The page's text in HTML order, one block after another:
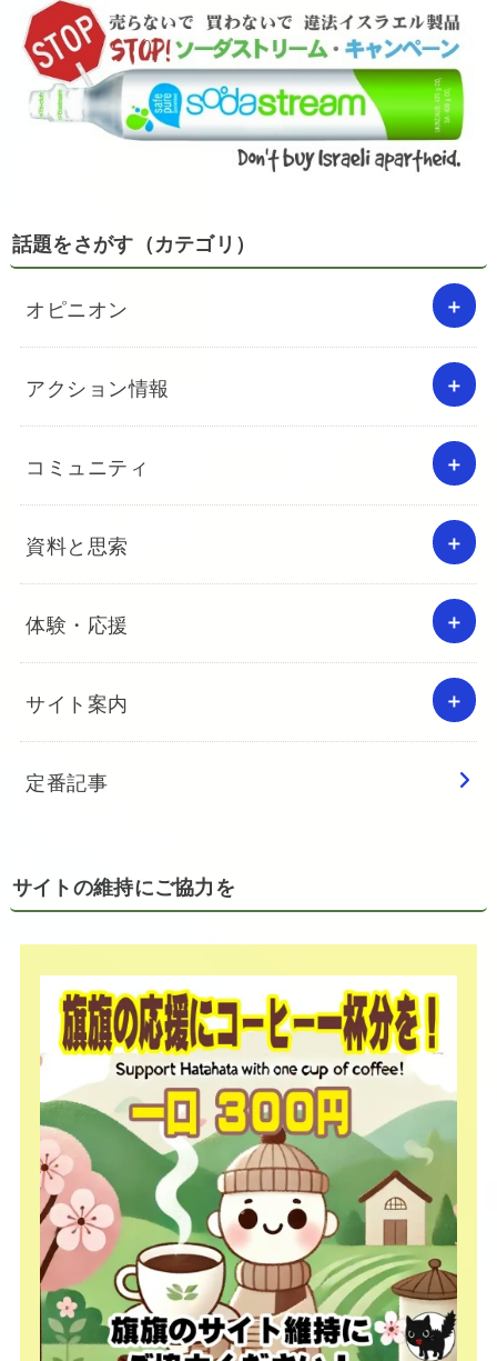
話題をさがす（カテゴリ）
オピニオン
アクション情報
コミュニティ
資料と思索
体験・応援
サイト案内
定番記事
サイトの維持にご協力を